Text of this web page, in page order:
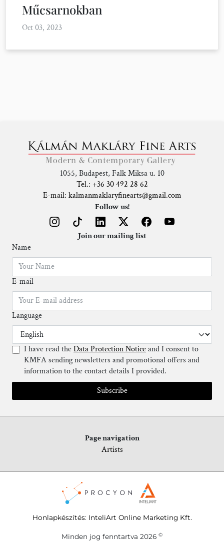
Műcsarnokban
Oct 03, 2023
1055, Budapest, Falk Miksa u. 10
Tel.: +36 30 492 28 62
E-mail: kalmanmaklaryfinearts@gmail.com
Follow us!
Join our mailing list
Name
E-mail
Language
I have read theData Protection Noticeand I consent to
KMFA sending newsletters and promotional offers and
information to the contact details I provided.
Subscribe
Page navigation
Artists
Honlapkészítés: InteliArt Online Marketing Kft.
Minden jog fenntartva 2026 ©